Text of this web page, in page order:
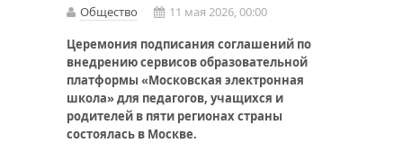
Общество
11 мая 2026, 00:00
Церемония подписания соглашений по
внедрению сервисов образовательной
платформы «Московская электронная
школа» для педагогов, учащихся и
родителей в пяти регионах страны
состоялась в Москве.